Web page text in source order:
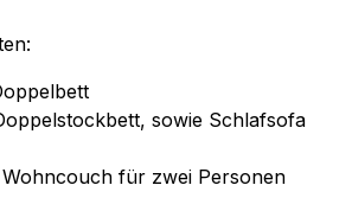
sowie Schlafsofa
für zwei Personen